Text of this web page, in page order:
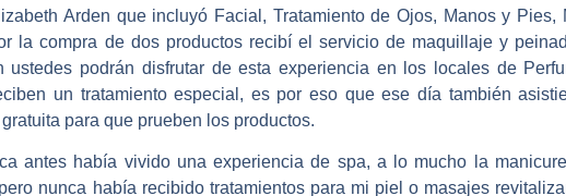
Arden que incluyó Facial, Tratamiento de Ojos, Manos y Pies,
la compra de dos productos recibí el servicio de maquillaje y
ustedes podrán disfrutar de esta experiencia en los locales de
un tratamiento especial, es por eso que ese día también
para que prueben los productos.
antes había vivido una experiencia de spa, a lo mucho la
nunca había recibido tratamientos para mi piel o masajes